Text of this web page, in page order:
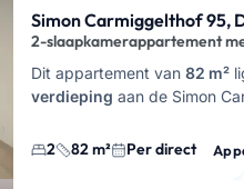
Simon Carmiggelthof 95,
2-slaapkamerappartement
Dit appartement van 82 m²
verdieping aan de Simon
slaapkamers, een
2 82 m² Per direct